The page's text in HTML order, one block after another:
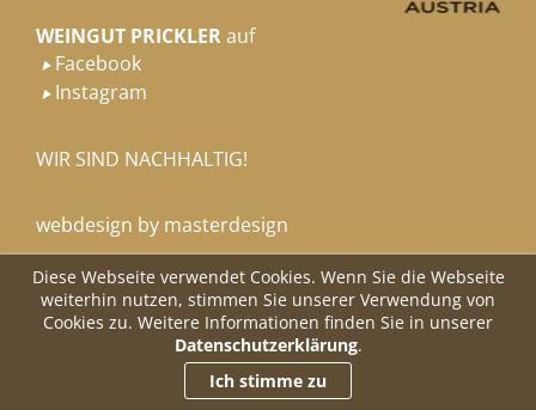
WEINGUT PRICKLERauf
 Facebook
 Instagram
WIR SIND NACHHALTIG!
webdesign by masterdesign
Diese Webseite verwendet Cookies. Wenn Sie die Webseite
weiterhin nutzen, stimmen Sie unserer Verwendung von
Cookies zu. Weitere Informationen finden Sie in unserer
Datenschutzerklärung.
Ich stimme zu